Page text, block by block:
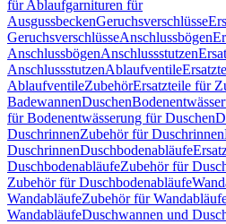
für Ablaufgarnituren für
AusgussbeckenGeruchsverschlüsse
GeruchsverschlüsseAnschlussbögen
AnschlussbögenAnschlussstutzen
AnschlussstutzenAblaufventile
AblaufventileZubehörErsatzteile für
BadewannenDuschen
für Bodenentwässerung für Duschen
DuschrinnenZubehör für Duschrinnen
DuschrinnenDuschbodenabläufe
DuschbodenabläufeZubehör für
Zubehör für Duschbodenabläufe
WandabläufeZubehör für
WandabläufeDuschwannen und